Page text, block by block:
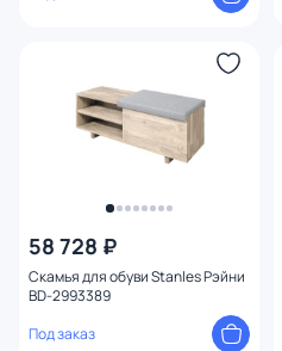
58 728 ₽
Скамья для обуви Stanles Рэйни
BD-2993389
Под заказ